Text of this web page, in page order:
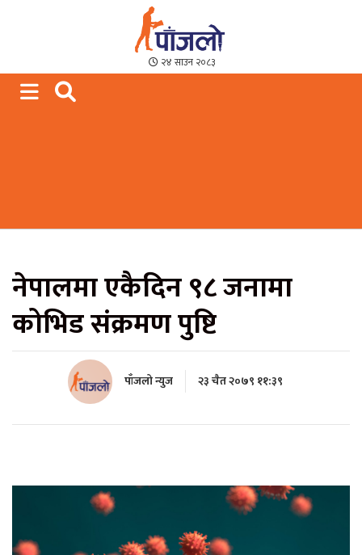
Paajalo News
We are from Far West Nepal
२४ साउन २०८३
नेपालमा एकैदिन ९८ जनामा
कोभिड संक्रमण पुष्टि
पाँजलो न्युज २३ चैत २०७९ ११:३९